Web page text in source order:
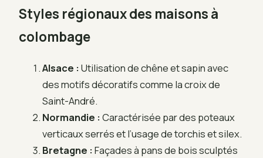
Styles régionaux des maisons à
colombage
Alsace : Utilisation de chêne et sapin avec
des motifs décoratifs comme la croix de
Saint-André.
Normandie : Caractérisée par des poteaux
verticaux serrés et l’usage de torchis et silex.
Bretagne : Façades à pans de bois sculptés